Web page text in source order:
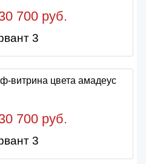
700 руб.
3
700 руб.
3